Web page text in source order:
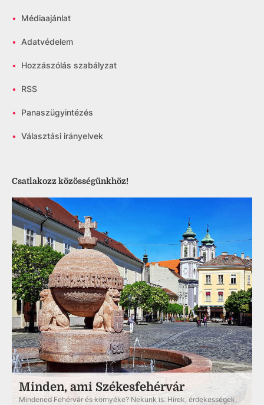
• Médiaajánlat
• Adatvédelem
• Hozzászólás szabályzat
• RSS
• Panaszügyintézés
• Választási irányelvek
Csatlakozz közösségünkhöz!
Minden, ami Székesfehérvár
Mindened Fehérvár és környéke? Nekünk is. Hírek, érdekességek,